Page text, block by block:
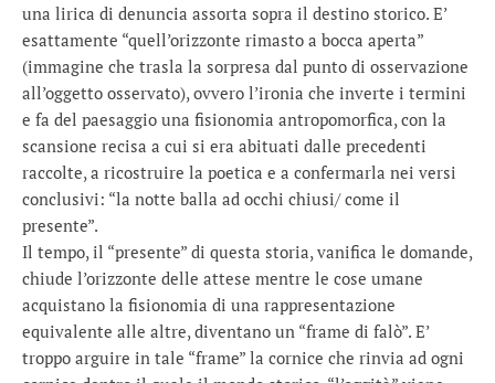
una lirica di denuncia assorta sopra il destino storico. E’
esattamente “quell’orizzonte rimasto a bocca aperta”
(immagine che trasla la sorpresa dal punto di osservazione
all’oggetto osservato), ovvero l’ironia che inverte i termini
e fa del paesaggio una fisionomia antropomorfica, con la
scansione recisa a cui si era abituati dalle precedenti
raccolte, a ricostruire la poetica e a confermarla nei versi
conclusivi: “la notte balla ad occhi chiusi/ come il
presente”.
Il tempo, il “presente” di questa storia, vanifica le domande,
chiude l’orizzonte delle attese mentre le cose umane
acquistano la fisionomia di una rappresentazione
equivalente alle altre, diventano un “frame di falò”. E’
troppo arguire in tale “frame” la cornice che rinvia ad ogni